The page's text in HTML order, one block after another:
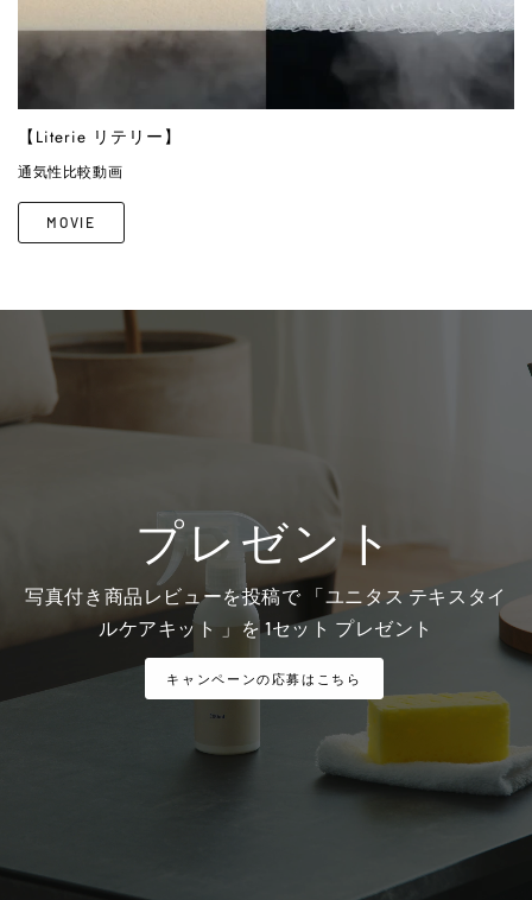
【Literie リテリー】
通気性比較動画
MOVIE
プレゼント
写真付き商品レビューを投稿で 「ユニタス テキスタイ
ルケアキット 」を 1セット プレゼント
キャンペーンの応募はこちら